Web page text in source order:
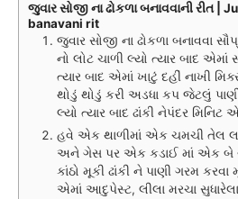
જુવાર સોજી ના ઢોકળા બનાવવાની રીત |
banavani rit
જુવાર સોજી ના ઢોકળા બનાવવા
નો લોટ ચાળી લ્યો ત્યાર બાદ એમાં
ત્યાર બાદ એમાં ખાટું દહીં નાખી
થોડું થોડું કરી અડધા કપ જેટલું
લ્યો ત્યાર બાદ ઢાંકી નેપંદર
હવે એક થાળીમાં એક ચમચી તેલ
અને ગેસ પર એક કડાઈ માં એક બે
કાંઠો મૂકી ઢાંકી ને પાણી ગરમ
એમાં આદુપેસ્ટ, લીલા મરચા